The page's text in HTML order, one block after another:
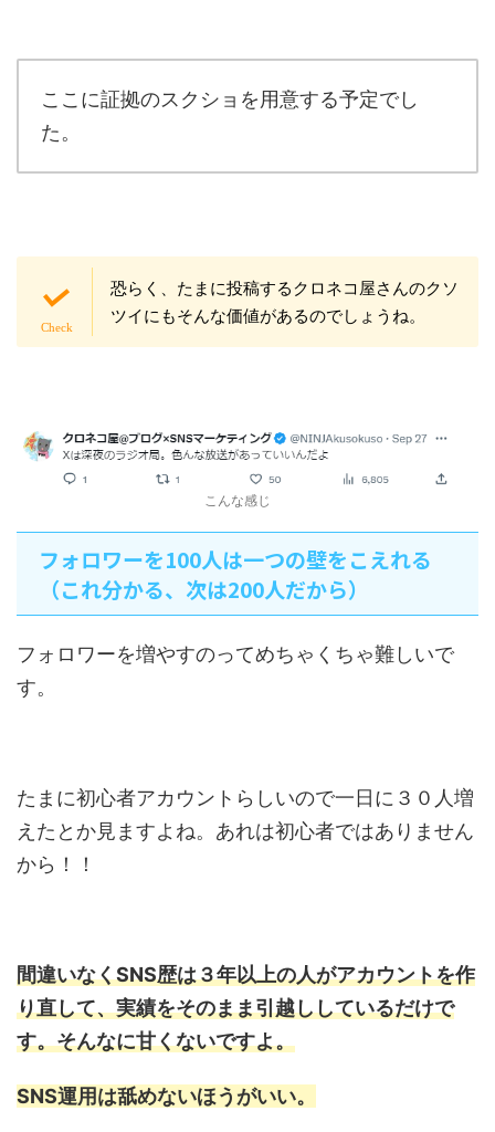
ここに証拠のスクショを用意する予定でし
た。
恐らく、たまに投稿するクロネコ屋さんのクソ
ツイにもそんな価値があるのでしょうね。
こんな感じ
フォロワーを100人は一つの壁をこえれる
（これ分かる、次は200人だから）
フォロワーを増やすのってめちゃくちゃ難しいで
す。
たまに初心者アカウントらしいので一日に３０人増
えたとか見ますよね。あれは初心者ではありません
から！！
間違いなくSNS歴は３年以上の人がアカウントを作
り直して、実績をそのまま引越ししているだけで
す。そんなに甘くないですよ。
SNS運用は舐めないほうがいい。